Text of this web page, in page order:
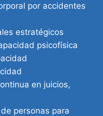
por accidentes
estratégicos
psicofísica
en juicios,
personas para